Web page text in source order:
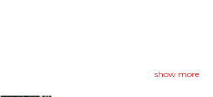
show more